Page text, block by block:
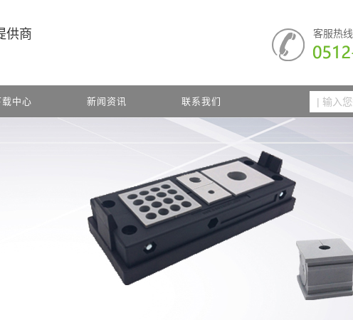
客服热线
供商
载中心 新闻资讯 联系我们